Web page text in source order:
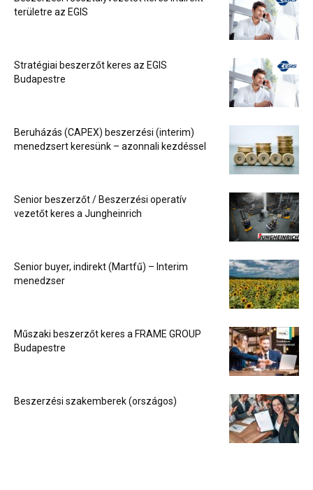
területre az EGIS
Stratégiai beszerzőt keres az EGIS
Budapestre
Beruházás (CAPEX) beszerzési (interim)
menedzsert keresünk – azonnali kezdéssel
Senior beszerzőt / Beszerzési operatív
vezetőt keres a Jungheinrich
Senior buyer, indirekt (Martfű) – Interim
menedzser
Műszaki beszerzőt keres a FRAME GROUP
Budapestre
Beszerzési szakemberek (országos)